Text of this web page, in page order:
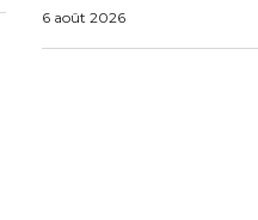
6 août 2026